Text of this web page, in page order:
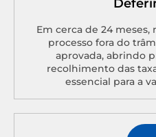
Em cerca de 24
processo fora do
aprovada, abrindo
recolhimento das
essencial para a